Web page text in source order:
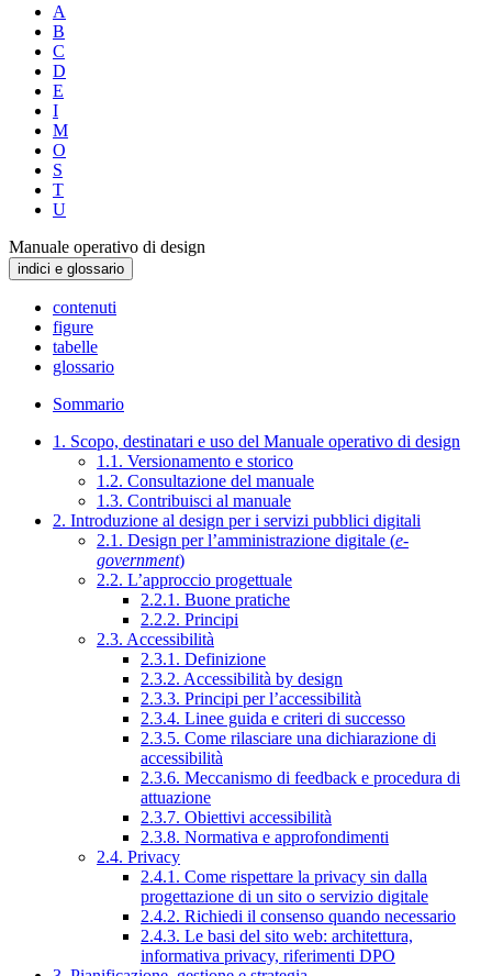
A
B
C
D
E
I
M
O
S
T
U
Manuale operativo di design
indici e glossario
contenuti
figure
tabelle
glossario
Sommario
1. Scopo, destinatari e uso del Manuale operativo di design
1.1. Versionamento e storico
1.2. Consultazione del manuale
1.3. Contribuisci al manuale
2. Introduzione al design per i servizi pubblici digitali
2.1. Design per l’amministrazione digitale (e-
government)
2.2. L’approccio progettuale
2.2.1. Buone pratiche
2.2.2. Principi
2.3. Accessibilità
2.3.1. Definizione
2.3.2. Accessibilità by design
2.3.3. Principi per l’accessibilità
2.3.4. Linee guida e criteri di successo
2.3.5. Come rilasciare una dichiarazione di
accessibilità
2.3.6. Meccanismo di feedback e procedura di
attuazione
2.3.7. Obiettivi accessibilità
2.3.8. Normativa e approfondimenti
2.4. Privacy
2.4.1. Come rispettare la privacy sin dalla
progettazione di un sito o servizio digitale
2.4.2. Richiedi il consenso quando necessario
2.4.3. Le basi del sito web: architettura,
informativa privacy, riferimenti DPO